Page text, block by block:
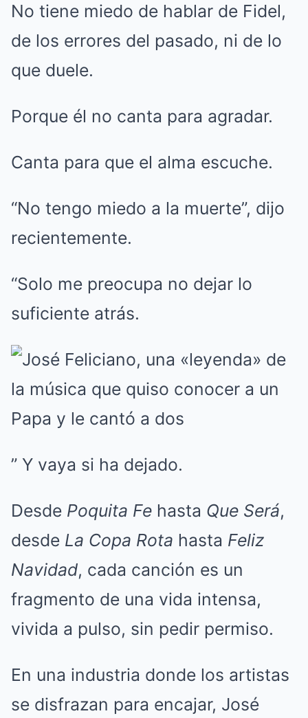
No tiene miedo de hablar de Fidel,
de los errores del pasado, ni de lo
que duele.
Porque él no canta para agradar.
Canta para que el alma escuche.
“No tengo miedo a la muerte”, dijo
recientemente.
“Solo me preocupa no dejar lo
suficiente atrás.
” Y vaya si ha dejado.
Desde Poquita Fe hasta Que Será,
desde La Copa Rota hasta Feliz
Navidad, cada canción es un
fragmento de una vida intensa,
vivida a pulso, sin pedir permiso.
En una industria donde los artistas
se disfrazan para encajar, José